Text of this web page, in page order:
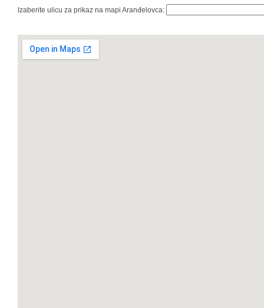
Izaberite ulicu za prikaz na mapi Aranđelovca: